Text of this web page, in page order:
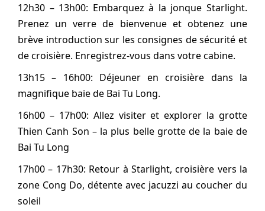
12h30 – 13h00: Embarquez à la jonque Starlight.
Prenez un verre de bienvenue et obtenez une
brève introduction sur les consignes de sécurité et
de croisière. Enregistrez-vous dans votre cabine.
13h15 – 16h00: Déjeuner en croisière dans la
magnifique baie de Bai Tu Long.
16h00 – 17h00: Allez visiter et explorer la grotte
Thien Canh Son – la plus belle grotte de la baie de
Bai Tu Long
17h00 – 17h30: Retour à Starlight, croisière vers la
zone Cong Do, détente avec jacuzzi au coucher du
soleil